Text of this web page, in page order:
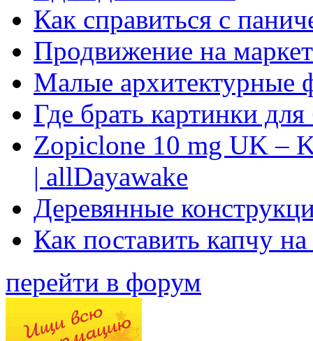
Как справиться с
Продвижение на
Малые архитектурные
Где брать картинки
Zopiclone 10 mg UK –
| allDayawake
Деревянные
Как поставить капчу
перейти в форум